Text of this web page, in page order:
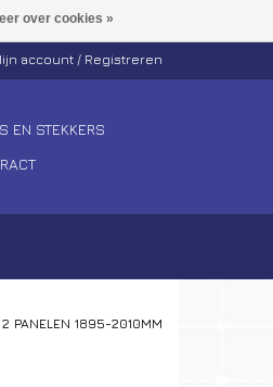
account / Registreren
EN STEKKERS
PANELEN 1895-2010MM
over cookies »